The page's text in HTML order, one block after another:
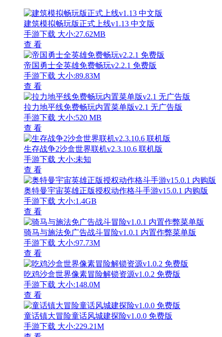
建筑模拟畅玩版正式上线v1.13 中文版
手游下载 大小:27.62MB
查 看
帝国勇士全英雄免费畅玩v2.2.1 免费版
手游下载 大小:89.83M
查 看
拉力地平线免费畅玩内置菜单版v2.1 无广告版
手游下载 大小:520 MB
查 看
生存战争2沙盒世界联机v2.3.10.6 联机版
手游下载 大小:未知
查 看
奥特曼宇宙英雄正版授权动作格斗手游v15.0.1 内购版
手游下载 大小:1.4GB
查 看
骑马与施法免广告战斗冒险v1.0.1 内置作弊菜单版
手游下载 大小:97.73M
查 看
吃鸡沙盒世界像素冒险解锁资源v1.0.2 免费版
手游下载 大小:148.0M
查 看
童话镇大冒险童话风城建探险v1.0.0 免费版
手游下载 大小:229.21M